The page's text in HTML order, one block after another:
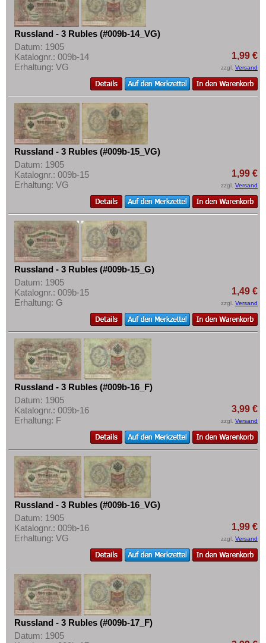
Russland - 3 Rubles (#009b-14_VG)
Datum: 1905
Katalognr.: 009b-14
Erhaltung: VG
1,99 €
zzgl. Versand
Russland - 3 Rubles (#009b-15_VG)
Datum: 1905
Katalognr.: 009b-15
Erhaltung: VG
1,99 €
zzgl. Versand
Russland - 3 Rubles (#009b-15_G)
Datum: 1905
Katalognr.: 009b-15
Erhaltung: G
1,49 €
zzgl. Versand
Russland - 3 Rubles (#009b-16_F)
Datum: 1905
Katalognr.: 009b-16
Erhaltung: F
3,99 €
zzgl. Versand
Russland - 3 Rubles (#009b-16_VG)
Datum: 1905
Katalognr.: 009b-16
Erhaltung: VG
1,99 €
zzgl. Versand
Russland - 3 Rubles (#009b-17_F)
Datum: 1905